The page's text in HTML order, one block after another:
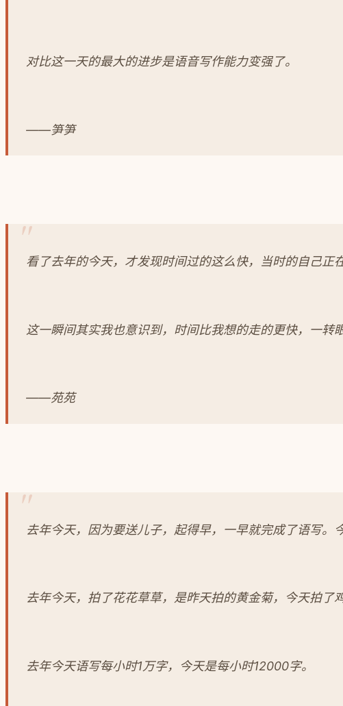
对比这一天的最大的进步是语音写作能力变强了。
——笋笋
看了去年的今天，才发现时间过的这么快，当时的自己
这一瞬间其实我也意识到，时间比我想的走的更快，一转
——苑苑
去年今天，因为要送儿子，起得早，一早就完成了语写。
去年今天，拍了花花草草，是昨天拍的黄金菊，今天拍了
去年今天语写每小时1万字，今天是每小时12000字。